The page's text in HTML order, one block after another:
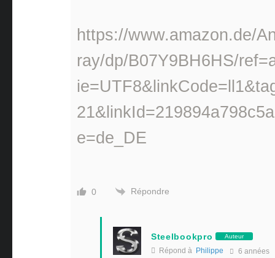
https://www.amazon.de/
ray/dp/B07Y9BH6HS/
e=de_DE
0 Répondre
Steelbookpro Auteur
Répond à Philippe 6 années